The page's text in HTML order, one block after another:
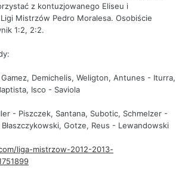
z kontuzjowanego Eliseu i
Mistrzów Pedro Moralesa. Osobiście
1:2, 2:2.
Demichelis, Weligton, Antunes - Iturra,
Isco - Saviola
- Piszczek, Santana, Subotic, Schmelzer -
Gotze, Reus - Lewandowski
liga-mistrzow-2012-2013-